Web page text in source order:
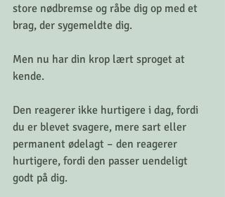
store nødbremse og råbe dig op med et
brag, der sygemeldte dig.
Men nu har din krop lært sproget at
kende.
Den reagerer ikke hurtigere i dag, fordi
du er blevet svagere, mere sart eller
permanent ødelagt – den reagerer
hurtigere, fordi den passer uendeligt
godt på dig.